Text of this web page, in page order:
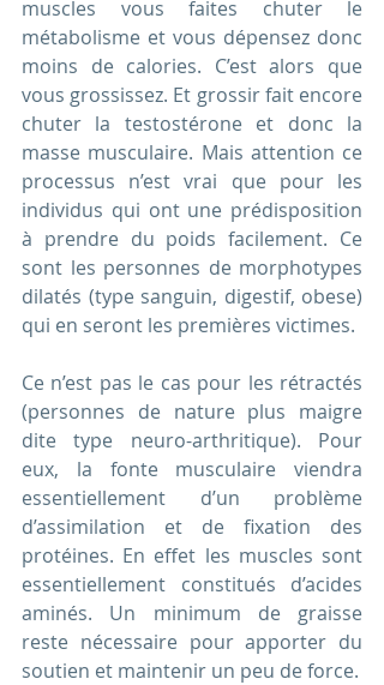
muscles vous faites chuter le
métabolisme et vous dépensez donc
moins de calories. C’est alors que
vous grossissez. Et grossir fait encore
chuter la testostérone et donc la
masse musculaire. Mais attention ce
processus n’est vrai que pour les
individus qui ont une prédisposition
à prendre du poids facilement. Ce
sont les personnes de morphotypes
dilatés (type sanguin, digestif, obese)
qui en seront les premières victimes.
Ce n’est pas le cas pour les rétractés
(personnes de nature plus maigre
dite type neuro-arthritique). Pour
eux, la fonte musculaire viendra
essentiellement d’un problème
d’assimilation et de fixation des
protéines. En effet les muscles sont
essentiellement constitués d’acides
aminés. Un minimum de graisse
reste nécessaire pour apporter du
soutien et maintenir un peu de force.